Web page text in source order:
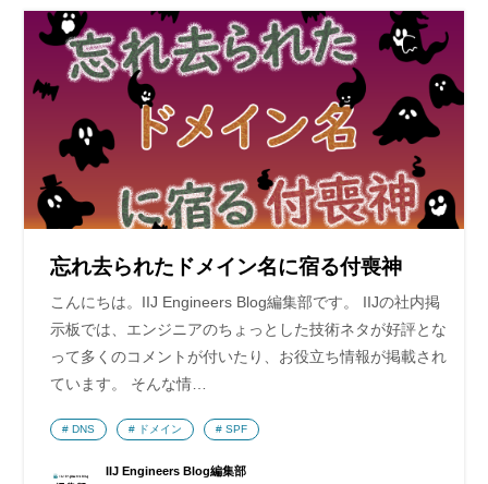
忘れ去られたドメイン名に宿る付喪神
こんにちは。IIJ Engineers Blog編集部です。 IIJの社内掲
示板では、エンジニアのちょっとした技術ネタが好評とな
って多くのコメントが付いたり、お役立ち情報が掲載され
ています。 そんな情…
IIJ Engineers Blog編集部
DNS ドメイン SPF